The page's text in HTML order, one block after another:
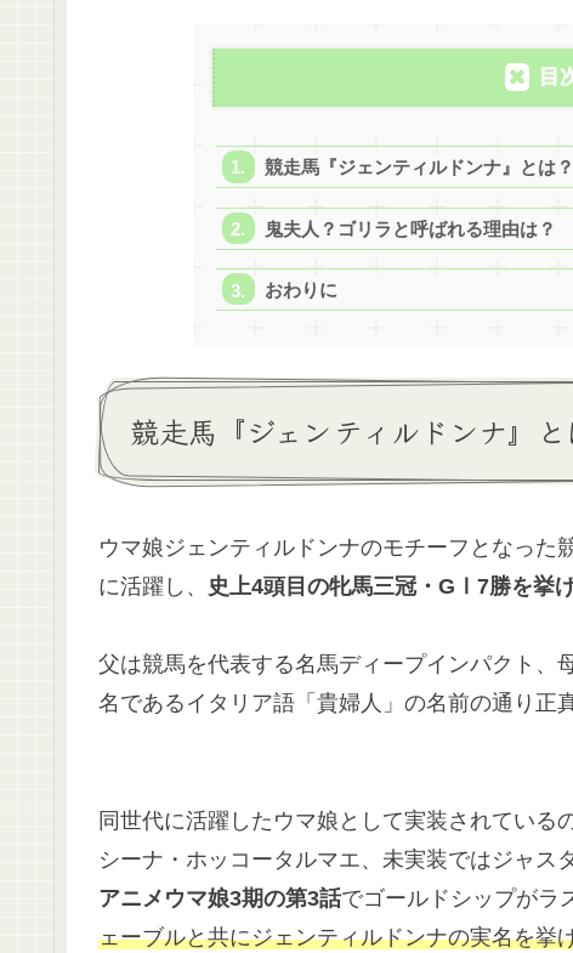
目
競走馬『ジェンティルドンナ』とは？
鬼夫人？ゴリラと呼ばれる理由は？
おわりに
競走馬『ジェンティルドンナ』と
ウマ娘ジェンティルドンナのモチーフとなった
に活躍し、 史上4頭目の牝馬三冠・GⅠ7勝を挙
父は競馬を代表する名馬ディープインパクト
名であるイタリア語「貴婦人」の名前の通り正
同世代に活躍したウマ娘として実装されてい
シーナ・ホッコータルマエ、未実装ではジャス
アニメウマ娘3期の第3話でゴールドシップがラ
ェーブルと共にジェンティルドンナの実名を挙